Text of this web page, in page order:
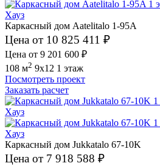
Каркасный дом Aatelitalo 1-95A
Цена от 10 825 411 ₽
Цена от 9 201 600 ₽
108 м2 9x12 1 этаж
Посмотреть проект
Заказать расчет
Каркасный дом Jukkatalo 67-10K
Цена от 7 918 588 ₽